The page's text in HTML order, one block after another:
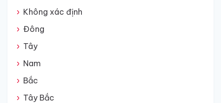
Không xác định
Đông
Tây
Nam
Bắc
Tây Bắc